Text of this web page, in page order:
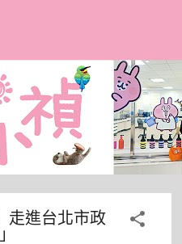
內容
走進台北市政